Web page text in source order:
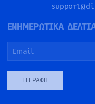
ΕΝΗΜΕΡΩΤΙΚΑ
ΕΓΓΡΑΦΉ